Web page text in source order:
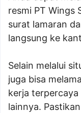
resmi PT Wings
surat lamaran
langsung ke
Selain melalui
juga bisa
kerja
lainnya.